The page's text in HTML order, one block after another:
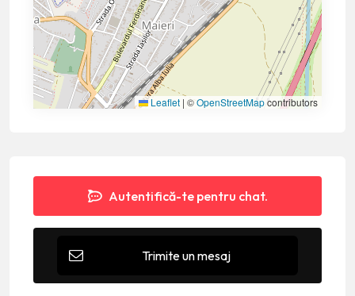
Leaflet | ©OpenStreetMapcontributors
Autentifică-te pentru chat.
Trimite un mesaj